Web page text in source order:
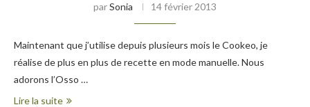
parSonia 14 février 2013
Maintenant que j’utilise depuis plusieurs mois le Cookeo, je
réalise de plus en plus de recette en mode manuelle. Nous
adorons l’Osso …
Lire la suite